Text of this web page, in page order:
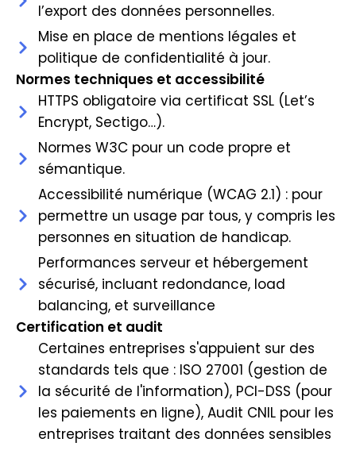
l’export des données personnelles.
Mise en place de mentions légales et
politique de confidentialité à jour.
Normes techniques et accessibilité
HTTPS obligatoire via certificat SSL (Let’s
Encrypt, Sectigo…).
Normes W3C pour un code propre et
sémantique.
Accessibilité numérique (WCAG 2.1) : pour
permettre un usage par tous, y compris les
personnes en situation de handicap.
Performances serveur et hébergement
sécurisé, incluant redondance, load
balancing, et surveillance
Certification et audit
Certaines entreprises s'appuient sur des
standards tels que : ISO 27001 (gestion de
la sécurité de l'information), PCI-DSS (pour
les paiements en ligne), Audit CNIL pour les
entreprises traitant des données sensibles